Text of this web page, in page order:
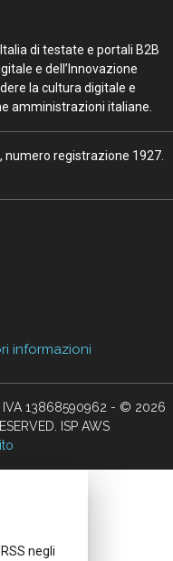
di testate e portali B2B
e dell’Innovazione
la cultura digitale e
amministrazioni italiane.
registrazione 1927.
informazioni
IVA 13868590962 - © 2026
ISP AWS
negli